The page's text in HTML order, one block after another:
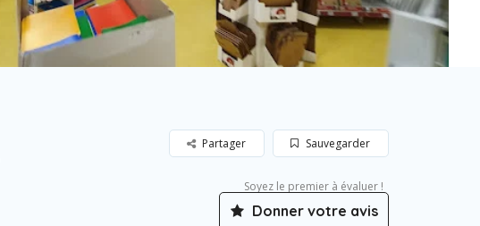
Sauvegarder
Partager
Soyez le premier à évaluer !
Donner votre avis